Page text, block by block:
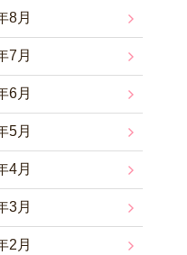
8月
7月
6月
5月
4月
3月
2月